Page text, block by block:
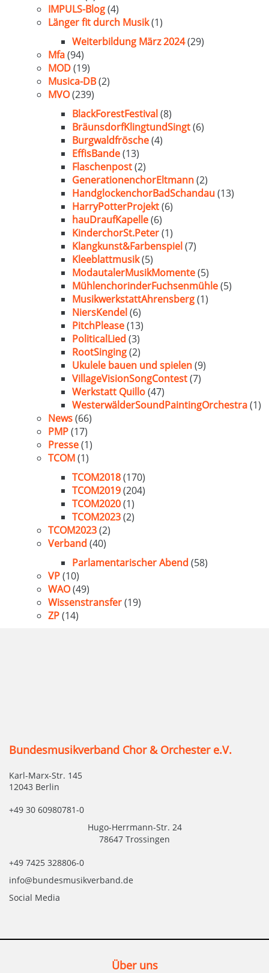
IMPULS-Blog(4)
Länger fit durch Musik(1)
Weiterbildung März 2024(29)
Mfa(94)
MOD(19)
Musica-DB(2)
MVO(239)
BlackForestFestival(8)
BräunsdorfKlingtundSingt(6)
Burgwaldfrösche(4)
EffisBande(13)
Flaschenpost(2)
GenerationenchorEltmann(2)
HandglockenchorBadSchandau(13)
HarryPotterProjekt(6)
hauDraufKapelle(6)
KinderchorSt.Peter(1)
Klangkunst&Farbenspiel(7)
Kleeblattmusik(5)
ModautalerMusikMomente(5)
MühlenchorinderFuchsenmühle(5)
MusikwerkstattAhrensberg(1)
NiersKendel(6)
PitchPlease(13)
PoliticalLied (3)
RootSinging(2)
Ukulele bauen und spielen(9)
VillageVisionSongContest(7)
Werkstatt Quillo(47)
WesterwälderSoundPaintingOrchestra(1)
News(66)
PMP(17)
Presse(1)
TCOM(1)
TCOM2018(170)
TCOM2019(204)
TCOM2020(1)
TCOM2023(2)
TCOM2023(2)
Verband (40)
Parlamentarischer Abend (58)
VP(10)
WAO(49)
Wissenstransfer(19)
ZP(14)
Bundesmusikverband Chor & Orchester e.V.
Karl-Marx-Str. 145
12043 Berlin
+49 30 60980781-0
Hugo-Herrmann-Str. 24
78647 Trossingen
+49 7425 328806-0
info@bundesmusikverband.de
Social Media
Über uns